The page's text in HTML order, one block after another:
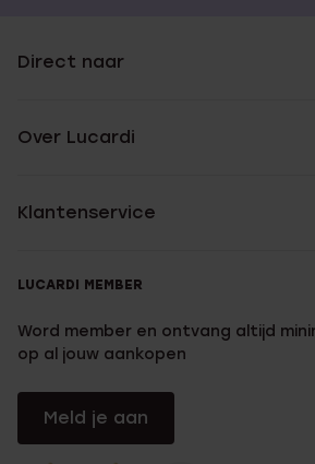
Direct naar
Over Lucardi
Klantenservice
LUCARDI MEMBER
Word member en ontvang altijd
op al jouw aankopen
Meld je aan